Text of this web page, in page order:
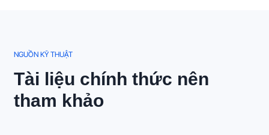
NGUỒN KỸ THUẬT
Tài liệu chính thức nên
tham khảo